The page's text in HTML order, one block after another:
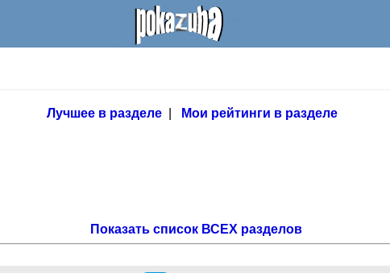
Лучшее в разделе| Мои рейтинги в разделе
Показать список ВСЕХ разделов